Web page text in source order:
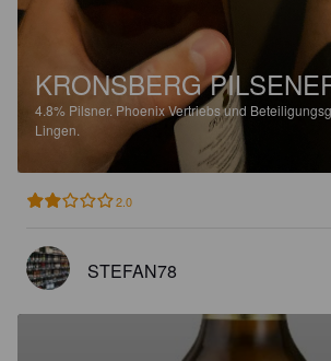
KRONSBERG
4.8% Pilsner. Phoenix Vertriebs und
Lingen.
2.0
STEFAN78